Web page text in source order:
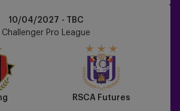
10/04/2027 - TBC
Challenger Pro League
RSCA Futures